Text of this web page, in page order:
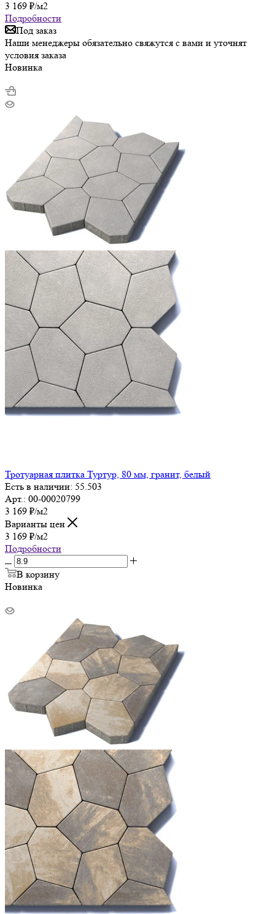
3 169 ₽/м2
Подробности
Под заказ
Наши менеджеры обязательно свяжутся с вами и уточнят
условия заказа
Новинка
Тротуарная плитка Туртур, 80 мм, гранит, белый
Есть в наличии: 55.503
Арт.: 00-00020799
3 169 ₽/м2
Варианты цен
3 169 ₽/м2
Подробности
В корзину
Новинка